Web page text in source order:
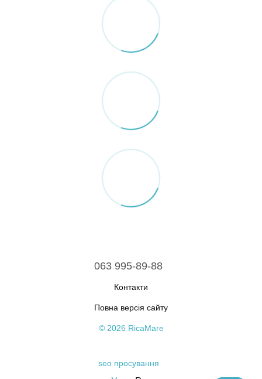
063 995-89-88
Контакти
Повна версія сайту
© 2026 RicaMare
seo просування